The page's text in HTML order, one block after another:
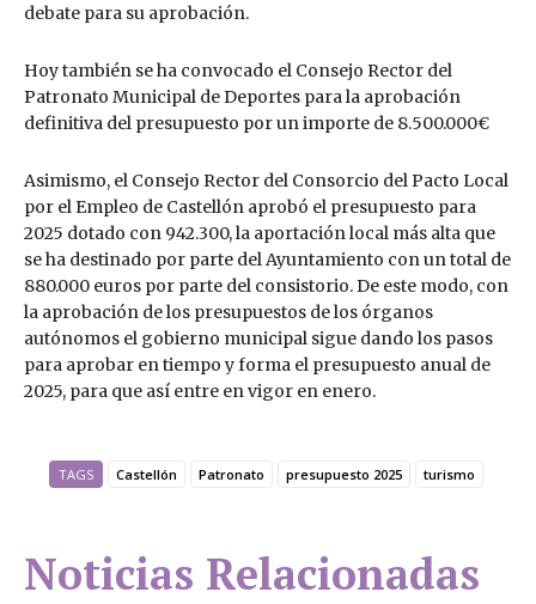
debate para su aprobación.
Hoy también se ha convocado el Consejo Rector del
Patronato Municipal de Deportes para la aprobación
definitiva del presupuesto por un importe de 8.500.000€
Asimismo, el Consejo Rector del Consorcio del Pacto Local
por el Empleo de Castellón aprobó el presupuesto para
2025 dotado con 942.300, la aportación local más alta que
se ha destinado por parte del Ayuntamiento con un total de
880.000 euros por parte del consistorio. De este modo, con
la aprobación de los presupuestos de los órganos
autónomos el gobierno municipal sigue dando los pasos
para aprobar en tiempo y forma el presupuesto anual de
2025, para que así entre en vigor en enero.
TAGS Castellón Patronato presupuesto 2025 turismo
Noticias Relacionadas